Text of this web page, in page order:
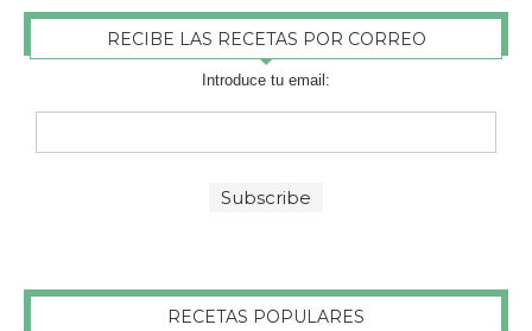
RECIBE LAS RECETAS POR CORREO
Introduce tu email:
RECETAS POPULARES